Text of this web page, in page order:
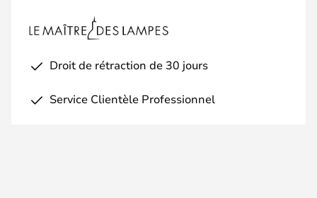
Droit de rétraction de 30 jours
Service Clientèle Professionnel